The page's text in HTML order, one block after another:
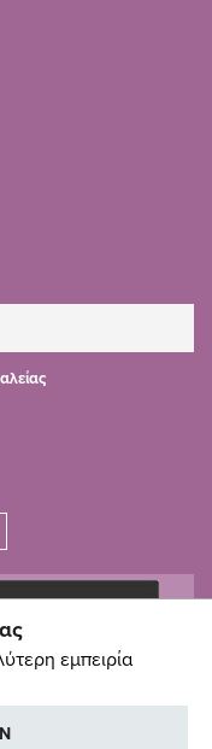
εμπειρία